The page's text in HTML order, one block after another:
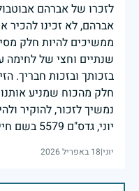
לזכרו של אברהם
אברהם, לא זכינו להכיר
ממשיכים להיות חלק
שנתיים וחצי של לחימה
בזכותך ובזכות חבריך.
חלק מהכוח שמניע
נמשיך לזכור, להוקיר
יוני, גדס"ם 5579 בשם חיילי ומפקדי חטיבה 179
יוני|18 באפריל 2026